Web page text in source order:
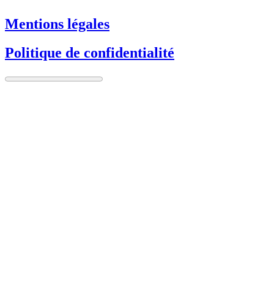
Mentions légales
Politique de confidentialité